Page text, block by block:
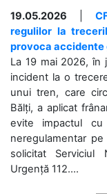
19.05.2026
regulilor la
provoca accidente
La 19 mai 2026, în
incident la o
unui tren, care
Bălți, a aplicat
evite impactul
neregulamentar
solicitat Serviciul
Urgență 112....